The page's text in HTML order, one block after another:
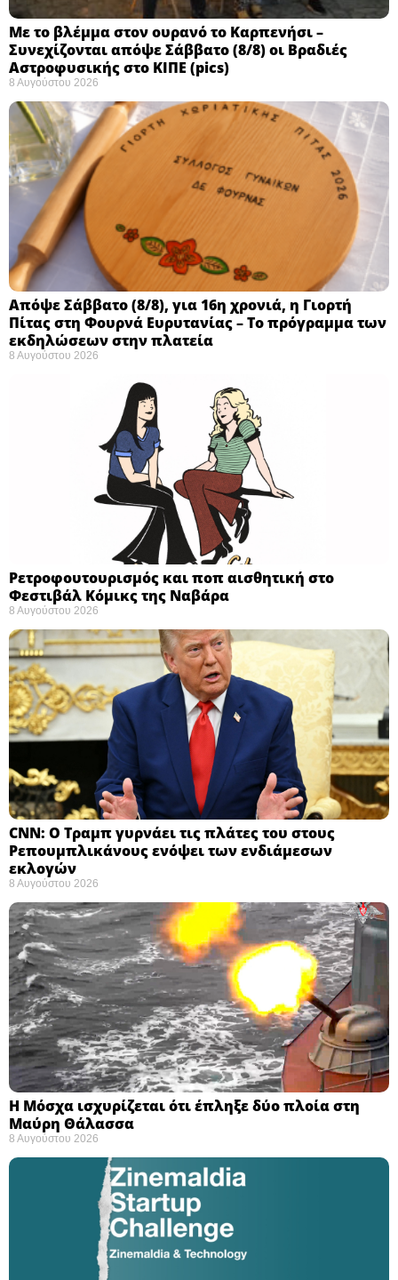
Με το βλέμμα στον ουρανό το Καρπενήσι –
Συνεχίζονται απόψε Σάββατο (8/8) οι Βραδιές
Αστροφυσικής στο ΚΙΠΕ (pics)
8 Αυγούστου 2026
Απόψε Σάββατο (8/8), για 16η χρονιά, η Γιορτή
Πίτας στη Φουρνά Ευρυτανίας – Το πρόγραμμα των
εκδηλώσεων στην πλατεία
8 Αυγούστου 2026
Ρετροφουτουρισμός και ποπ αισθητική στο
Φεστιβάλ Κόμικς της Ναβάρα ​
8 Αυγούστου 2026
CNN: Ο Τραμπ γυρνάει τις πλάτες του στους
Ρεπουμπλικάνους ενόψει των ενδιάμεσων
εκλογών ​
8 Αυγούστου 2026
Η Μόσχα ισχυρίζεται ότι έπληξε δύο πλοία στη
Μαύρη Θάλασσα ​
8 Αυγούστου 2026